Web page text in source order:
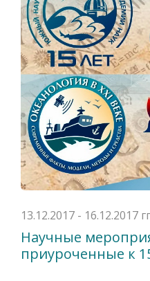
13.12.2017 - 16.12.2017
Научные
приуроченные к